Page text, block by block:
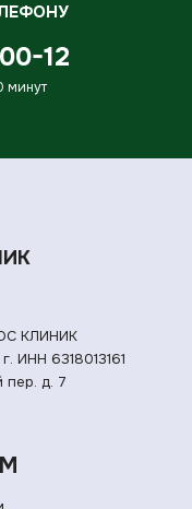
12
минут
КЛИНИК
ИНН 6318013161
пер. д. 7